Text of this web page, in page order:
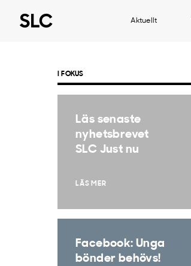
Aktuellt
I FOKUS
Läs senaste
nyhetsbrevet
SLC Just nu
LÄS MER
Facebook: Unga
bönder behövs!